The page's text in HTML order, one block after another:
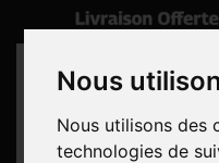
Nous
Nous utilisons des
technologies de
Rechercher